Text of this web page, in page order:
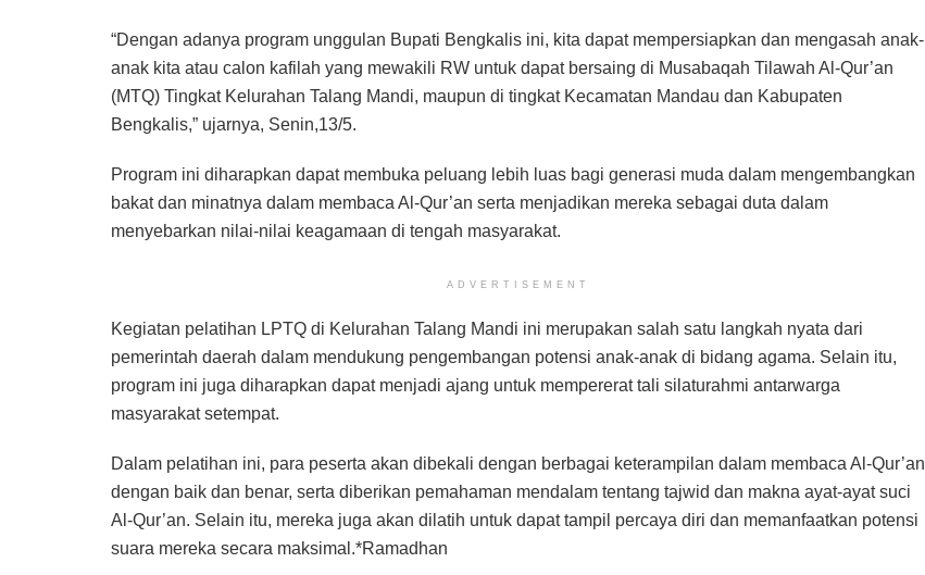
“Dengan adanya program unggulan Bupati Bengkalis ini, kita dapat mempersiapkan dan mengasah anak-
anak kita atau calon kafilah yang mewakili RW untuk dapat bersaing di Musabaqah Tilawah Al-Qur’an
(MTQ) Tingkat Kelurahan Talang Mandi, maupun di tingkat Kecamatan Mandau dan Kabupaten
Bengkalis,” ujarnya, Senin,13/5.
Program ini diharapkan dapat membuka peluang lebih luas bagi generasi muda dalam mengembangkan
bakat dan minatnya dalam membaca Al-Qur’an serta menjadikan mereka sebagai duta dalam
menyebarkan nilai-nilai keagamaan di tengah masyarakat.
ADVERTISEMENT
Kegiatan pelatihan LPTQ di Kelurahan Talang Mandi ini merupakan salah satu langkah nyata dari
pemerintah daerah dalam mendukung pengembangan potensi anak-anak di bidang agama. Selain itu,
program ini juga diharapkan dapat menjadi ajang untuk mempererat tali silaturahmi antarwarga
masyarakat setempat.
Dalam pelatihan ini, para peserta akan dibekali dengan berbagai keterampilan dalam membaca Al-Qur’an
dengan baik dan benar, serta diberikan pemahaman mendalam tentang tajwid dan makna ayat-ayat suci
Al-Qur’an. Selain itu, mereka juga akan dilatih untuk dapat tampil percaya diri dan memanfaatkan potensi
suara mereka secara maksimal.*Ramadhan